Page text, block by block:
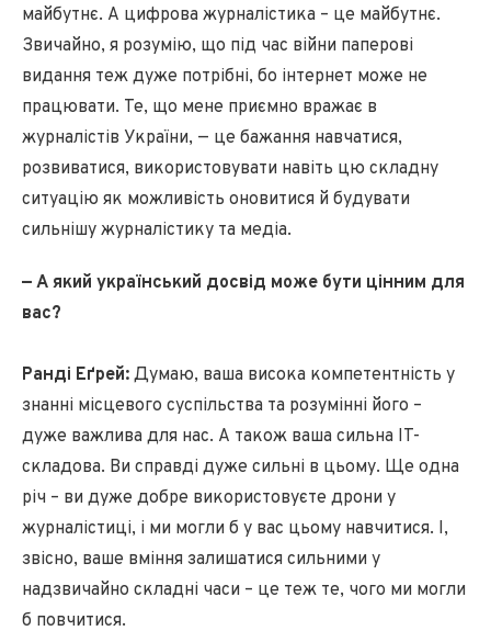
майбутнє. А цифрова журналістика – це майбутнє.
Звичайно, я розумію, що під час війни паперові
видання теж дуже потрібні, бо інтернет може не
працювати. Те, що мене приємно вражає в
журналістів України, — це бажання навчатися,
розвиватися, використовувати навіть цю складну
ситуацію як можливість оновитися й будувати
сильнішу журналістику та медіа.
— А який український досвід може бути цінним для
вас?
Ранді Еґрей: Думаю, ваша висока компетентність у
знанні місцевого суспільства та розумінні його –
дуже важлива для нас. А також ваша сильна IT-
складова. Ви справді дуже сильні в цьому. Ще одна
річ – ви дуже добре використовуєте дрони у
журналістиці, і ми могли б у вас цьому навчитися. І,
звісно, ваше вміння залишатися сильними у
надзвичайно складні часи – це теж те, чого ми могли
б повчитися.